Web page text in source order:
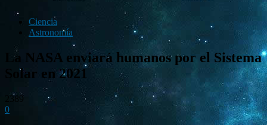
Ciencia
Astronomía
La NASA enviará humanos por el Sistema
Solar en 2021
2389
0